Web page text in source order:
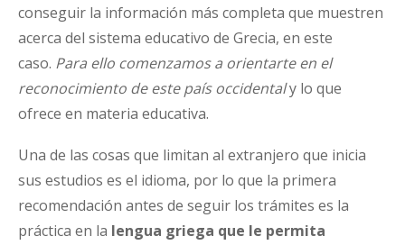
conseguir la información más completa que muestren
acerca del sistema educativo de Grecia, en este
caso. Para ello comenzamos a orientarte en el
reconocimiento de este país occidentaly lo que
ofrece en materia educativa.
Una de las cosas que limitan al extranjero que inicia
sus estudios es el idioma, por lo que la primera
recomendación antes de seguir los trámites es la
práctica en la lengua griega que le permita